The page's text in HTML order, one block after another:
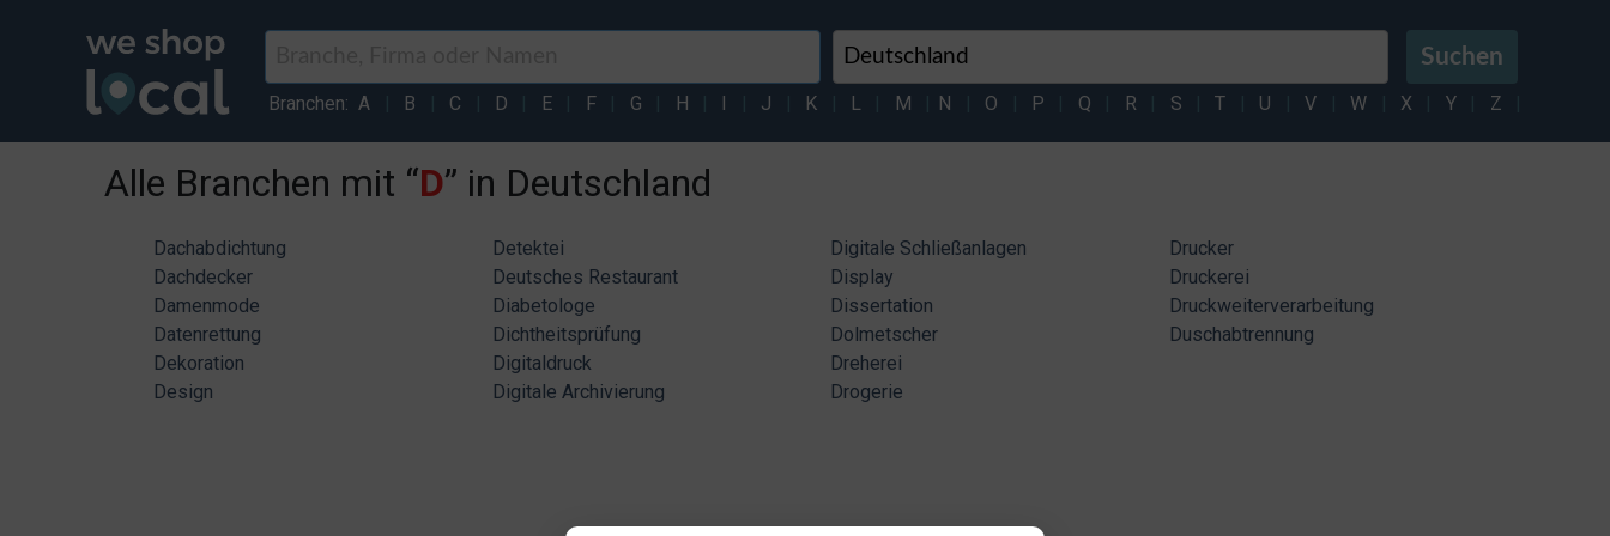
Suchen
Branchen: A B C D E F G H J K L M N O P Q R S T U V W X Y Z
Alle Branchen mit “D” in Deutschland
Dachabdichtung
Dachdecker
Damenmode
Datenrettung
Dekoration
Design
Detektei
Deutsches Restaurant
Diabetologe
Dichtheitsprüfung
Digitaldruck
Digitale Archivierung
Digitale Schließanlagen
Display
Dissertation
Dolmetscher
Dreherei
Drogerie
Drucker
Druckerei
Druckweiterverarbeitung
Duschabtrennung